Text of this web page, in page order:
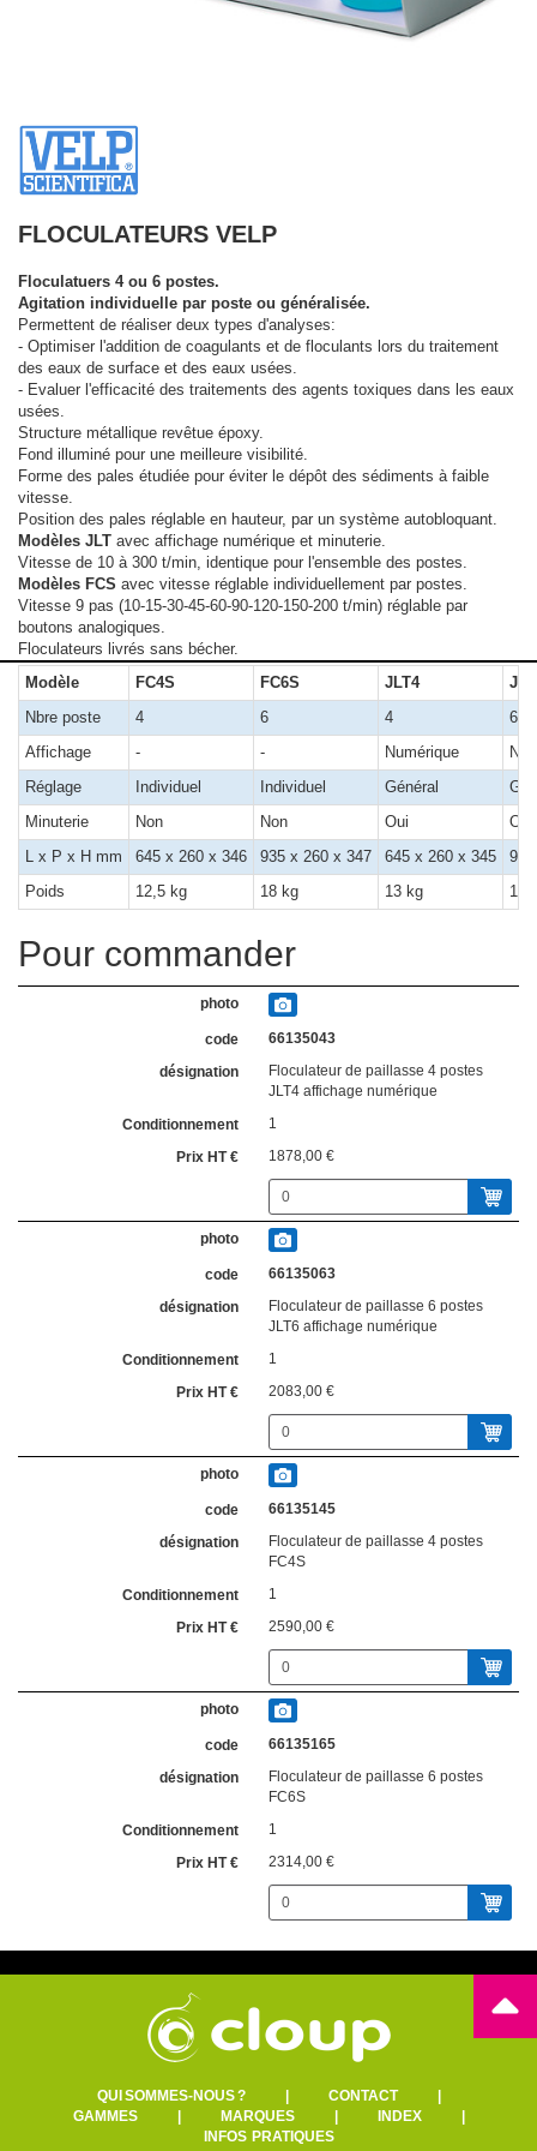
FLOCULATEURS VELP
Floculatuers 4 ou 6 postes.
Agitation individuelle par poste ou généralisée.
Permettent de réaliser deux types d'analyses:
- Optimiser l'addition de coagulants et de floculants lors du traitement
des eaux de surface et des eaux usées.
- Evaluer l'efficacité des traitements des agents toxiques dans les eaux
usées.
Structure métallique revêtue époxy.
Fond illuminé pour une meilleure visibilité.
Forme des pales étudiée pour éviter le dépôt des sédiments à faible
vitesse.
Position des pales réglable en hauteur, par un système autobloquant.
Modèles JLT avec affichage numérique et minuterie.
Vitesse de 10 à 300 t/min, identique pour l'ensemble des postes.
Modèles FCS avec vitesse réglable individuellement par postes.
Vitesse 9 pas (10-15-30-45-60-90-120-150-200 t/min) réglable par
boutons analogiques.
Floculateurs livrés sans bécher.
Modèle
FC4S FC6S JLT4
Nbre poste
4 6 4
6
Affichage
- - Numérique
Réglage
Individuel Individuel Général
Minuterie
Non Non Oui
Oui
L x P x H mm
645 x 260 x 346 935 x 260 x 347 645 x 260 x 345
Poids
12,5 kg 18 kg 13 kg 17
Pour commander
66135043
Floculateur de paillasse 4 postes
JLT4 affichage numérique
1
1878,00 €
66135063
Floculateur de paillasse 6 postes
JLT6 affichage numérique
1
2083,00 €
66135145
Floculateur de paillasse 4 postes
FC4S
1
2590,00 €
66135165
Floculateur de paillasse 6 postes
FC6S
1
2314,00 €
QUI SOMMES-NOUS ?| CONTACT|
GAMMES| MARQUES| INDEX|
INFOS PRATIQUES